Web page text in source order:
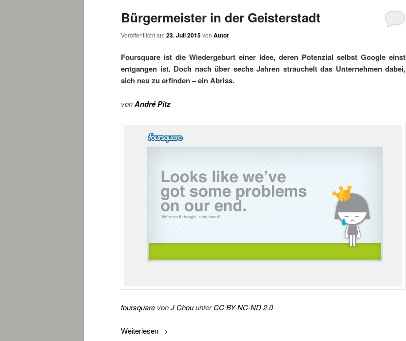
Bürgermeister in der Geisterstadt
Veröffentlicht am 23. Juli 2015von Autor
Foursquare ist die Wiedergeburt einer Idee, deren Potenzial selbst Google einst
entgangen ist. Doch nach über sechs Jahren strauchelt das Unternehmen dabei,
sich neu zu erfinden – ein Abriss.
vonAndré Pitz
foursquare vonJ ChouunterCC BY-NC-ND 2.0
Weiterlesen →